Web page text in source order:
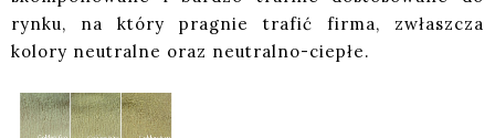
rynku, na który pragnie trafić firma, zwłaszcza
kolory neutralne oraz neutralno-ciepłe.